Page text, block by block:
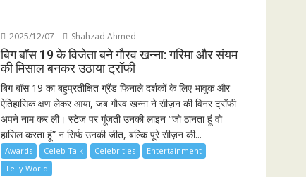
2025/12/07 Shahzad Ahmed
बिग बॉस 19 के विजेता बने गौरव खन्ना: गरिमा और संयम
की मिसाल बनकर उठाया ट्रॉफी
बिग बॉस 19 का बहुप्रतीक्षित ग्रैंड फिनाले दर्शकों के लिए भावुक और
ऐतिहासिक क्षण लेकर आया, जब गौरव खन्ना ने सीज़न की विनर ट्रॉफी
अपने नाम कर ली। स्टेज पर गूंजती उनकी लाइन “जो ठानता हूं वो
हासिल करता हूं” न सिर्फ उनकी जीत, बल्कि पूरे सीज़न की...
Awards Celeb Talk Celebrities
Entertainment
Telly World